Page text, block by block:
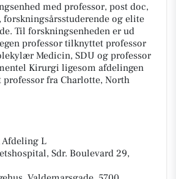
med professor, post doc,
forskningsårsstuderende og elite
Til forskningsenheden er ud
professor tilknyttet professor
Medicin, SDU og professor
Kirurgi ligesom afdelingen
professor fra Charlotte, North
L
Sdr. Boulevard 29,